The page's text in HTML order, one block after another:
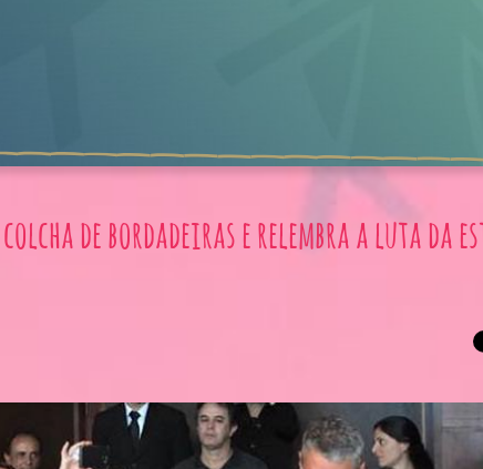
de bordadeiras e relembra a luta da